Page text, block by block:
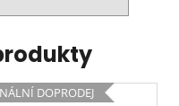
DOPRODEJ